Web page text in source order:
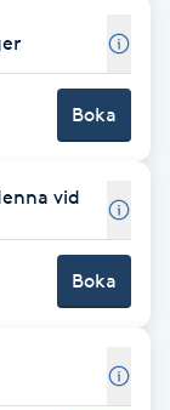
Boka
vid
Boka